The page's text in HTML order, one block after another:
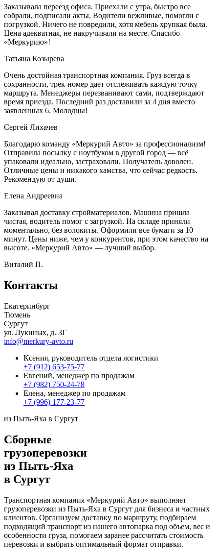
Заказывала переезд офиса. Приехали с утра, быстро все
собрали, подписали акты. Водители вежливые, помогли с
погрузкой. Ничего не повредили, хотя мебель хрупкая была.
Цена адекватная, не накручивали на месте. Спасибо
«Меркурию»!
Татьяна Козырева
Очень достойная транспортная компания. Груз всегда в
сохранности, трек-номер дает отслеживать каждую точку
маршрута. Менеджеры перезванивают сами, подтверждают
время приезда. Последний раз доставили за 4 дня вместо
заявленных 6. Молодцы!
Сергей Лихачев
Благодарю команду «Меркурий Авто» за профессионализм!
Отправила посылку с ноутбуком в другой город — всё
упаковали идеально, застраховали. Получатель доволен.
Отличные цены и никакого хамства, что сейчас редкость.
Рекомендую от души.
Елена Андреевна
Заказывал доставку стройматериалов. Машина пришла
чистая, водитель помог с загрузкой. На складе приняли
моментально, без волокиты. Оформили все бумаги за 10
минут. Цены ниже, чем у конкурентов, при этом качество на
высоте. «Меркурий Авто» — лучший выбор.
Виталий П.
Контакты
Екатеринбург
Тюмень
Сургут
ул. Лукиных, д. 3Г
info@merkury-avto.ru
Ксения, руководитель отдела логистики
+7 (912) 653-75-77
Евгений, менеджер по продажам
+7 (982) 750-24-78
Елена, менеджер по продажам
+7 (996) 177-23-77
из Пыть-Яха в Сургут
Сборные
грузоперевозки
из Пыть-Яха
в Сургут
Транспортная компания «Меркурий Авто» выполняет
грузоперевозки из Пыть-Яха в Сургут для бизнеса и частных
клиентов. Организуем доставку по маршруту, подбираем
подходящий транспорт из нашего автопарка под объем, вес и
особенности груза, помогаем заранее рассчитать стоимость
перевозки и выбрать оптимальный формат отправки.